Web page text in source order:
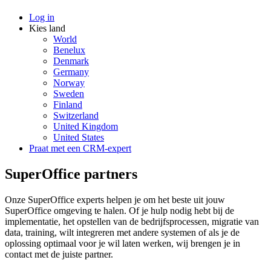
Log in
Kies land
World
Benelux
Denmark
Germany
Norway
Sweden
Finland
Switzerland
United Kingdom
United States
Praat met een CRM-expert
SuperOffice partners
Onze SuperOffice experts helpen je om het beste uit jouw
SuperOffice omgeving te halen. Of je hulp nodig hebt bij de
implementatie, het opstellen van de bedrijfsprocessen, migratie van
data, training, wilt integreren met andere systemen of als je de
oplossing optimaal voor je wil laten werken, wij brengen je in
contact met de juiste partner.